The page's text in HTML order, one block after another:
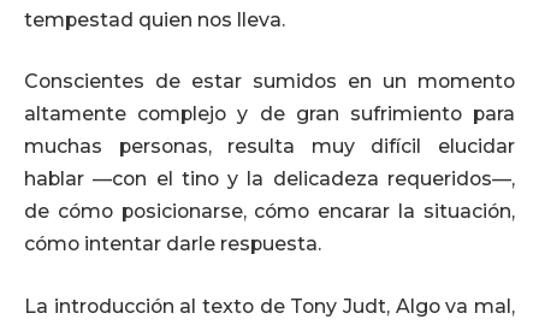
tempestad quien nos lleva.
Conscientes de estar sumidos en un momento
altamente complejo y de gran sufrimiento para
muchas personas, resulta muy difícil elucidar
hablar —con el tino y la delicadeza requeridos—,
de cómo posicionarse, cómo encarar la situación,
cómo intentar darle respuesta.
La introducción al texto de Tony Judt, Algo va mal,